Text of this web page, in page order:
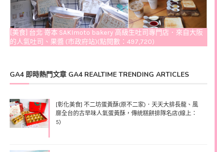
[美食] 台北 嵜本 SAKImoto bakery 高級生吐司專門店．來自大阪
的人氣吐司、果醬 (市政府站)(點閱數：497,720)
GA4 即時熱門文章 GA4 REALTIME TRENDING ARTICLES
[彰化美食] 不二坊蛋黃酥(原不二家)．天天大排長龍、風
靡全台的古早味人氣蛋黃酥，傳統糕餅排隊名店(線上：
5)